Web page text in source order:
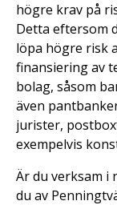
högre krav på
Detta eftersom
löpa högre risk
finansiering av
bolag, såsom
även
jurister,
exempelvis
Är du verksam i
du av